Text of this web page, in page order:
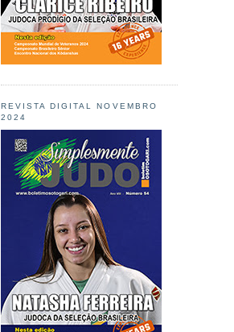
REVISTA DIGITAL NOVEMBRO
2024